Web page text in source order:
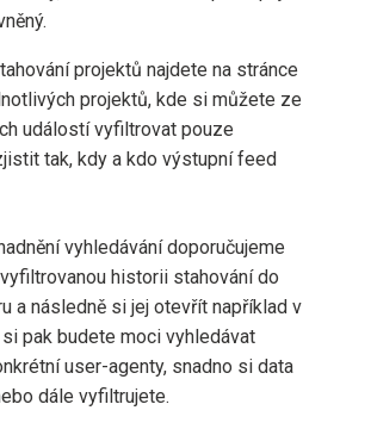
projektů najdete na stránce
projektů, kde si můžete ze
událostí vyfiltrovat pouze
tak, kdy a kdo výstupní feed
vyhledávání doporučujeme
historii stahování do
a následně si jej otevřít například v
si pak budete moci vyhledávat
user-agenty, snadno si data
dále vyfiltrujete.